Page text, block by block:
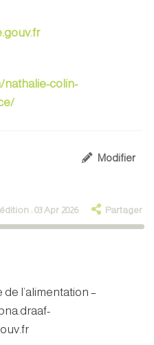
nathalie-colin-
Modifier
: 03 Apr 2026 Partager
l’alimentation –